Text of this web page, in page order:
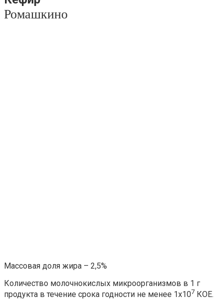
Ромашкино
Массовая доля жира – 2,5%
Количество молочнокислых микроорганизмов в 1 г
продукта в течение срока годности не менее 1х107 КОЕ.